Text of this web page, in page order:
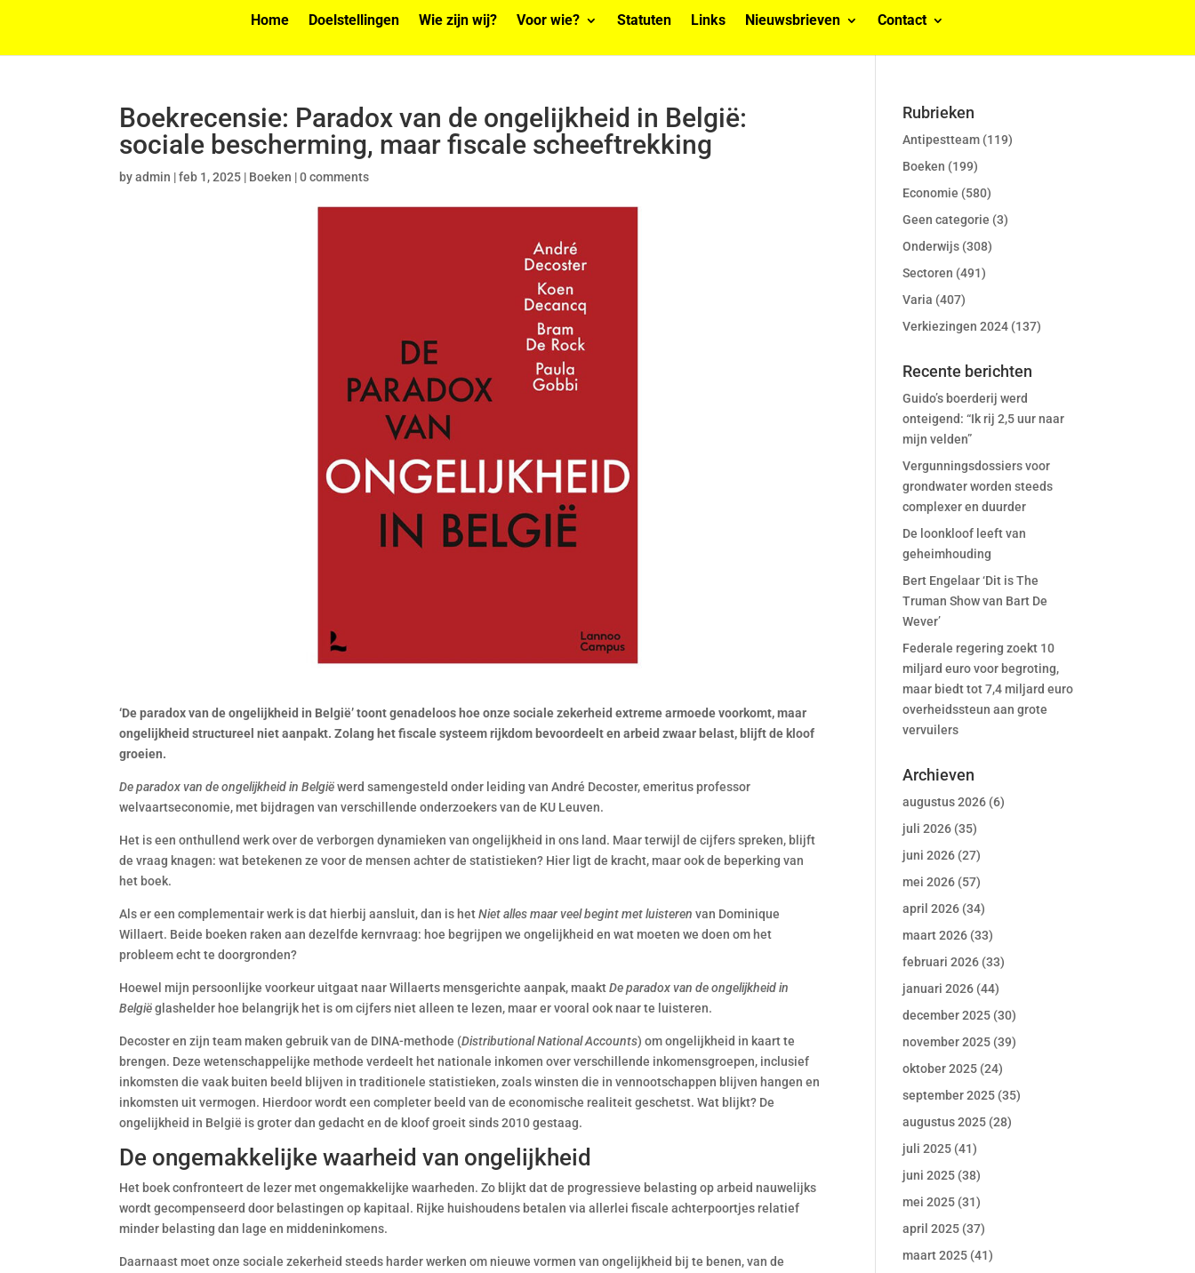
Home Doelstellingen Wie zijn wij? Voor wie? Statuten Links Nieuwsbrieven Contact
Boekrecensie: Paradox van de ongelijkheid in België:
sociale bescherming, maar fiscale scheeftrekking
byadmin |feb 1, 2025 | Boeken |0 comments
‘De paradox van de ongelijkheid in België’ toont genadeloos hoe onze sociale zekerheid extreme armoede voorkomt, maar
ongelijkheid structureel niet aanpakt. Zolang het fiscale systeem rijkdom bevoordeelt en arbeid zwaar belast, blijft de kloof
groeien.
De paradox van de ongelijkheid in Belgiëwerd samengesteld onder leiding van André Decoster, emeritus professor
welvaartseconomie, met bijdragen van verschillende onderzoekers van de KU Leuven.
Het is een onthullend werk over de verborgen dynamieken van ongelijkheid in ons land. Maar terwijl de cijfers spreken, blijft
de vraag knagen: wat betekenen ze voor de mensen achter de statistieken? Hier ligt de kracht, maar ook de beperking van
het boek.
Als er een complementair werk is dat hierbij aansluit, dan is hetNiet alles maar veel begint met luisteren van Dominique
Willaert. Beide boeken raken aan dezelfde kernvraag: hoe begrijpen we ongelijkheid en wat moeten we doen om het
probleem echt te doorgronden?
Hoewel mijn persoonlijke voorkeur uitgaat naar Willaerts mensgerichte aanpak, maaktDe paradox van de ongelijkheid in
Belgiëglashelder hoe belangrijk het is om cijfers niet alleen te lezen, maar er vooral ook naar te luisteren.
Decoster en zijn team maken gebruik van de DINA-methode (Distributional National Accounts) om ongelijkheid in kaart te
brengen. Deze wetenschappelijke methode verdeelt het nationale inkomen over verschillende inkomensgroepen, inclusief
inkomsten die vaak buiten beeld blijven in traditionele statistieken, zoals winsten die in vennootschappen blijven hangen en
inkomsten uit vermogen. Hierdoor wordt een completer beeld van de economische realiteit geschetst. Wat blijkt? De
ongelijkheid in België is groter dan gedacht en de kloof groeit sinds 2010 gestaag.
De ongemakkelijke waarheid van ongelijkheid
Het boek confronteert de lezer met ongemakkelijke waarheden. Zo blijkt dat de progressieve belasting op arbeid nauwelijks
wordt gecompenseerd door belastingen op kapitaal. Rijke huishoudens betalen via allerlei fiscale achterpoortjes relatief
minder belasting dan lage en middeninkomens.
Daarnaast moet onze sociale zekerheid steeds harder werken om nieuwe vormen van ongelijkheid bij te benen, van de
Rubrieken
Antipestteam (119)
Boeken (199)
Economie (580)
Geen categorie (3)
Onderwijs (308)
Sectoren (491)
Varia (407)
Verkiezingen 2024 (137)
Recente berichten
Guido’s boerderij werd
onteigend: “Ik rij 2,5 uur naar
mijn velden”
Vergunningsdossiers voor
grondwater worden steeds
complexer en duurder
De loonkloof leeft van
geheimhouding
Bert Engelaar ‘Dit is The
Truman Show van Bart De
Wever’
Federale regering zoekt 10
miljard euro voor begroting,
maar biedt tot 7,4 miljard euro
overheidssteun aan grote
vervuilers
Archieven
augustus 2026 (6)
juli 2026 (35)
juni 2026 (27)
mei 2026 (57)
april 2026 (34)
maart 2026 (33)
februari 2026 (33)
januari 2026 (44)
december 2025 (30)
november 2025 (39)
oktober 2025 (24)
september 2025 (35)
augustus 2025 (28)
juli 2025 (41)
juni 2025 (38)
mei 2025 (31)
april 2025 (37)
maart 2025 (41)